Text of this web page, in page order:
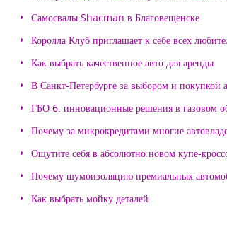
Самосвалы Shacman в Благовещенске
Королла Клуб приглашает к себе всех
Как выбрать качественное авто для аренды
В Санкт-Петербурге за выбором и
ГБО 6: инновационные решения в газовом
Почему за микрокредитами многие
Ощутите себя в абсолютно новом купе-
Почему шумоизоляцию премиальных
Как выбрать мойку деталей